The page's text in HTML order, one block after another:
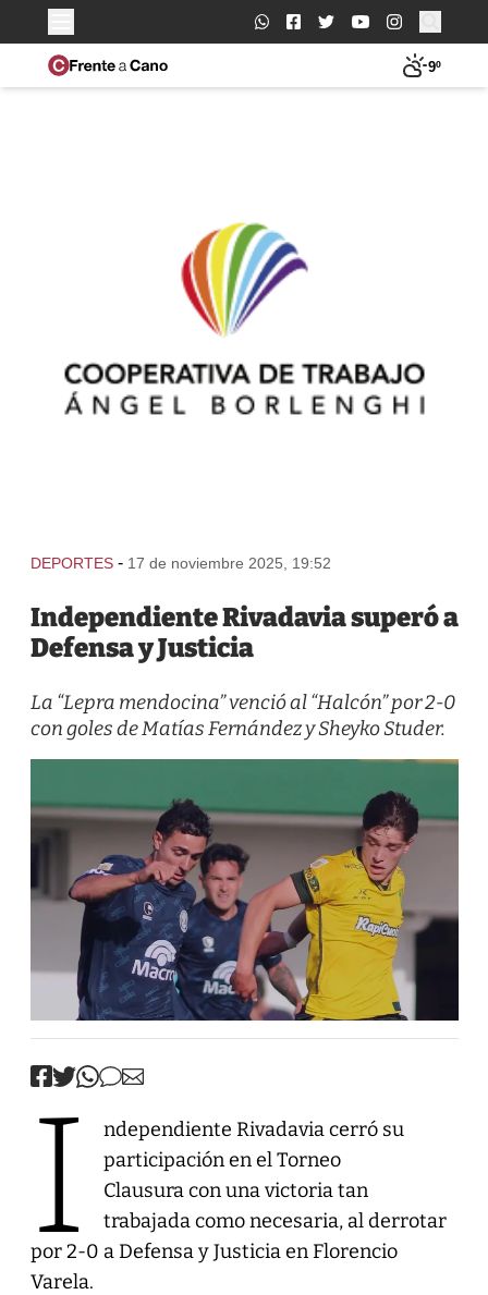
Buscar:
9º
DEPORTES - 17 de noviembre 2025, 19:52
Independiente Rivadavia superó a
Defensa y Justicia
La “Lepra mendocina” venció al “Halcón” por 2-0
con goles de Matías Fernández y Sheyko Studer.
I
ndependiente Rivadavia cerró su
participación en el Torneo
Clausura con una victoria tan
trabajada como necesaria, al derrotar
por 2-0 a Defensa y Justicia en Florencio
Varela.